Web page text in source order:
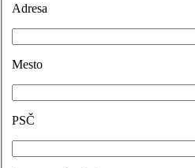
Adresa
Mesto
PSČ